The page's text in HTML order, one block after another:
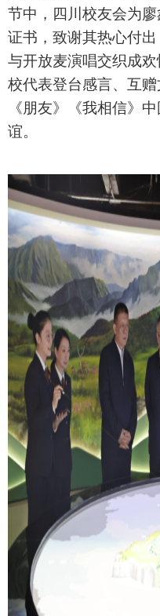
节中，四川校友会为
证书，致谢其热心付
与开放麦演唱交织成
校代表登台感言、互
《朋友》《我相信》
谊。